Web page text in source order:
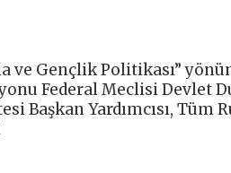
ve Gençlik Politikası”
Federal Meclisi
Başkan Yardımcısı, Tüm